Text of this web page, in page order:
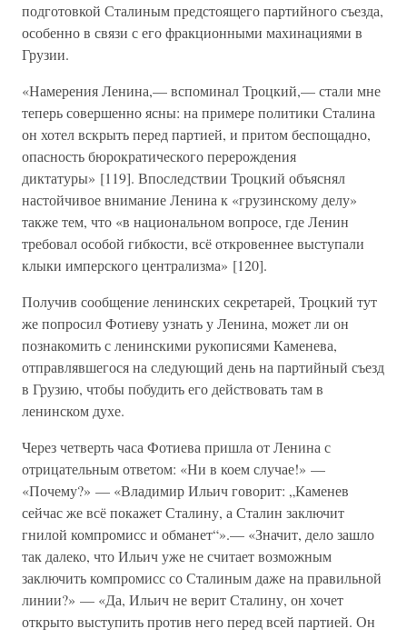
подготовкой Сталиным предстоящего партийного съезда,
особенно в связи с его фракционными махинациями в
Грузии.
«Намерения Ленина,— вспоминал Троцкий,— стали мне
теперь совершенно ясны: на примере политики Сталина
он хотел вскрыть перед партией, и притом беспощадно,
опасность бюрократического перерождения
диктатуры» [119]. Впоследствии Троцкий объяснял
настойчивое внимание Ленина к «грузинскому делу»
также тем, что «в национальном вопросе, где Ленин
требовал особой гибкости, всё откровеннее выступали
клыки имперского централизма» [120].
Получив сообщение ленинских секретарей, Троцкий тут
же попросил Фотиеву узнать у Ленина, может ли он
познакомить с ленинскими рукописями Каменева,
отправлявшегося на следующий день на партийный съезд
в Грузию, чтобы побудить его действовать там в
ленинском духе.
Через четверть часа Фотиева пришла от Ленина с
отрицательным ответом: «Ни в коем случае!» —
«Почему?» — «Владимир Ильич говорит: „Каменев
сейчас же всё покажет Сталину, а Сталин заключит
гнилой компромисс и обманет“».— «Значит, дело зашло
так далеко, что Ильич уже не считает возможным
заключить компромисс со Сталиным даже на правильной
линии?» — «Да, Ильич не верит Сталину, он хочет
открыто выступить против него перед всей партией. Он